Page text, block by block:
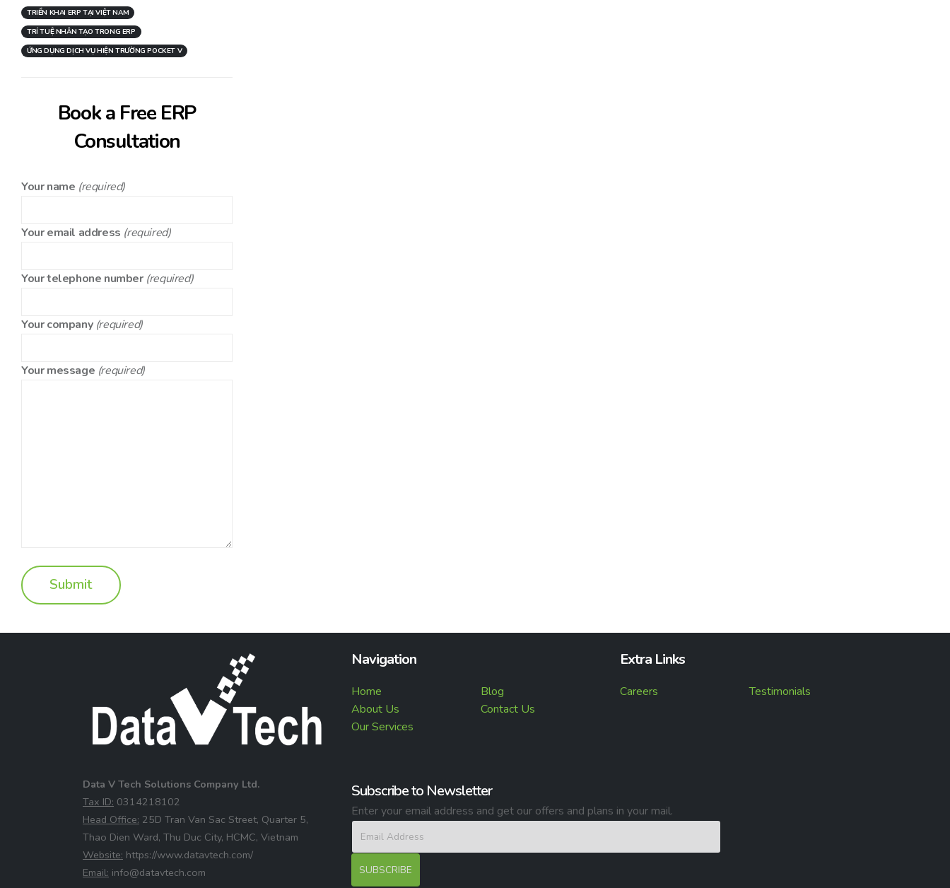
TRIỂN KHAI ERP TẠI VIỆT NAM
TRÍ TUỆ NHÂN TẠO TRONG ERP
ỨNG DỤNG DỊCH VỤ HIỆN TRƯỜNG POCKET V
Book a Free ERP
Consultation
Your name (required)
Your email address (required)
Your telephone number (required)
Your company (required)
Your message (required)
Data V Tech Solutions Company Ltd.
⁠Tax ID: 0314218102
⁠Head Office: 25D Tran Van Sac Street, Quarter 5,
Thao Dien Ward, Thu Duc City, HCMC, Vietnam
⁠Website: https://www.datavtech.com/
⁠Email: info@datavtech.com
Navigation
Home
About Us
Our Services
Blog
Contact Us
Extra Links
Careers Testimonials
Subscribe to Newsletter
Enter your email address and get our offers and plans in your mail.